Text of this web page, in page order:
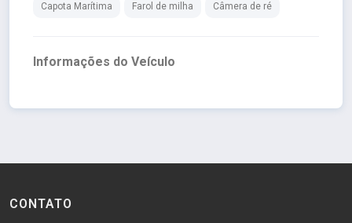
Capota Marítima Farol de milha Câmera de ré
Informações do Veículo
CONTATO